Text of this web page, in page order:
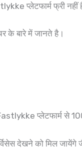
प्लेटफार्म फ्री नहीं
के बारे में जानते है।
प्लेटफार्म से
देखने को मिल जायेंगे